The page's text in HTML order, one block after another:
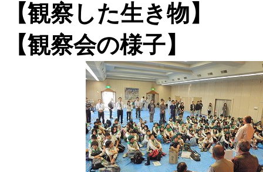
【観察した生き物】
【観察会の様子】